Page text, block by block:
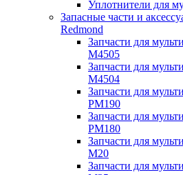
Уплотнители для
Запасные части и
Redmond
Запчасти для
M4505
Запчасти для
M4504
Запчасти для
PM190
Запчасти для
PM180
Запчасти для
M20
Запчасти для